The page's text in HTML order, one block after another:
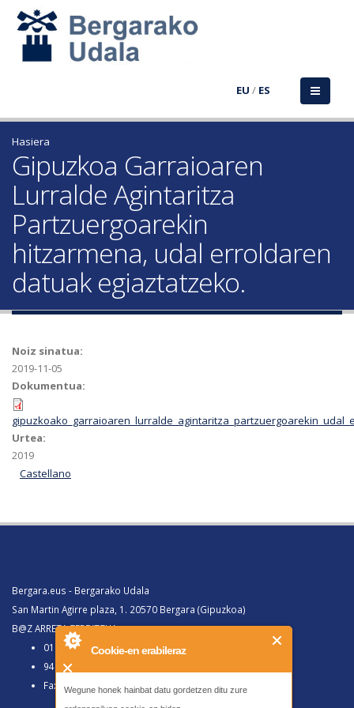
Cookie-en erabileraz
Wegune honek hainbat datu gordetzen ditu zure
EU / ES
Hasiera
Gipuzkoa Garraioaren
Lurralde Agintaritza
Partzuergoarekin
hitzarmena, udal erroldaren
datuak egiaztatzeko.
Noiz sinatua:
2019-11-05
Dokumentua:
Urtea:
2019
Castellano
Bergara.eus - Bergarako Udala
San Martin Agirre plaza, 1. 20570 Bergara (Gipuzkoa)
B@Z ARRETA ZERBITZUA:
010, Bergaratik deituz gero
943 77 91 00, Bergaraz kanpotik deituz gero
Faxa 943 77 91 63